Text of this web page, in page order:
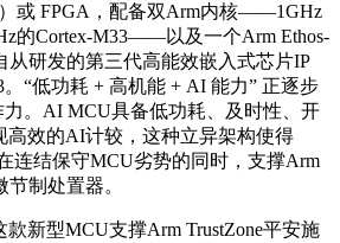
或 FPGA，配备双Arm内核——1GHz
的Cortex-M33——以及一个Arm Ethos-
从研发的第三代高能效嵌入式芯片IP
“低功耗 + 高机能 + AI 能力” 正逐步
。AI MCU具备低功耗、及时性、开
高效的AI计较，这种立异架构使得
连结保守MCU劣势的同时，支撑Arm
节制处置器。
型MCU支撑Arm TrustZone平安施